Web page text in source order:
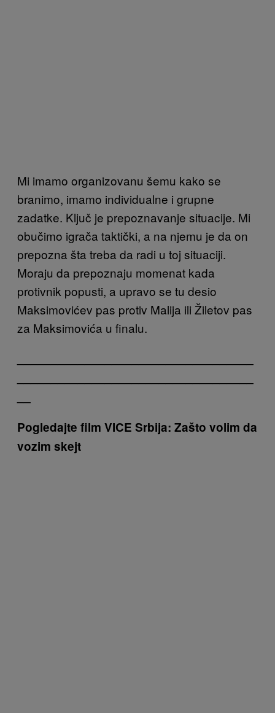
Mi imamo organizovanu šemu kako se
branimo, imamo individualne i grupne
zadatke. Ključ je prepoznavanje situacije. Mi
obučimo igrača taktički, a na njemu je da on
prepozna šta treba da radi u toj situaciji.
Moraju da prepoznaju momenat kada
protivnik popusti, a upravo se tu desio
Maksimovićev pas protiv Malija ili Žiletov pas
za Maksimovića u finalu.
Pogledajte film VICE Srbija: Zašto volim da
vozim skejt